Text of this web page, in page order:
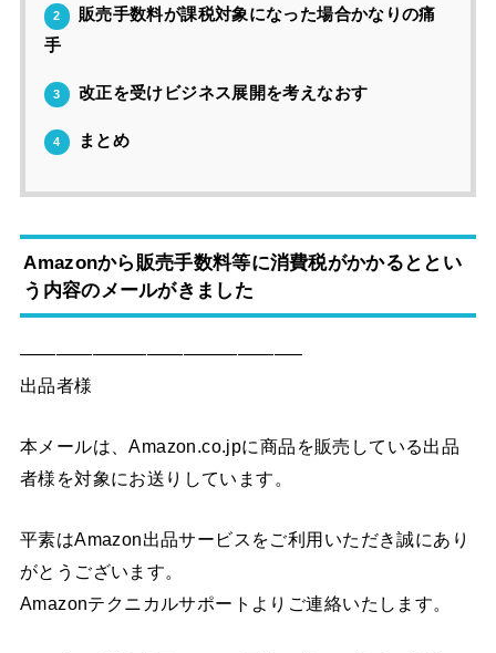
2
販売手数料が課税対象になった場合かなりの痛
手
3 改正を受けビジネス展開を考えなおす
4 まとめ
Amazonから販売手数料等に消費税がかかるととい
う内容のメールがきました
———————————————–
出品者様
本メールは、Amazon.co.jpに商品を販売している出品
者様を対象にお送りしています。
平素はAmazon出品サービスをご利用いただき誠にあり
がとうございます。
Amazonテクニカルサポートよりご連絡いたします。